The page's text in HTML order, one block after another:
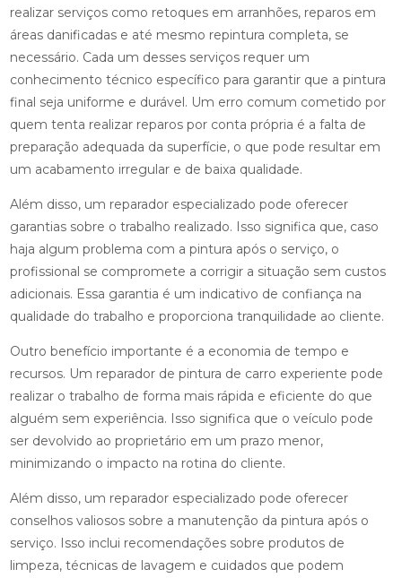
realizar serviços como retoques em arranhões, reparos em
áreas danificadas e até mesmo repintura completa, se
necessário. Cada um desses serviços requer um
conhecimento técnico específico para garantir que a pintura
final seja uniforme e durável. Um erro comum cometido por
quem tenta realizar reparos por conta própria é a falta de
preparação adequada da superfície, o que pode resultar em
um acabamento irregular e de baixa qualidade.
Além disso, um reparador especializado pode oferecer
garantias sobre o trabalho realizado. Isso significa que, caso
haja algum problema com a pintura após o serviço, o
profissional se compromete a corrigir a situação sem custos
adicionais. Essa garantia é um indicativo de confiança na
qualidade do trabalho e proporciona tranquilidade ao cliente.
Outro benefício importante é a economia de tempo e
recursos. Um reparador de pintura de carro experiente pode
realizar o trabalho de forma mais rápida e eficiente do que
alguém sem experiência. Isso significa que o veículo pode
ser devolvido ao proprietário em um prazo menor,
minimizando o impacto na rotina do cliente.
Além disso, um reparador especializado pode oferecer
conselhos valiosos sobre a manutenção da pintura após o
serviço. Isso inclui recomendações sobre produtos de
limpeza, técnicas de lavagem e cuidados que podem